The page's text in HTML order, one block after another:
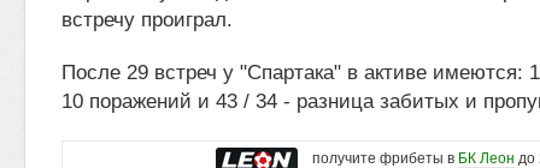
встречу проиграл.
После 29 встреч у "Спартака" в активе имеются:
10 поражений и 43 / 34 - разница забитых и
получите фрибеты в БК Леон до